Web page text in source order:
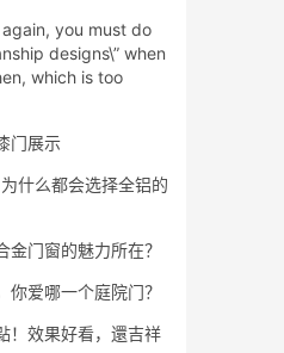
you must do
designs\” when
which is too
门展示
什么都会选择全铝的
金门窗的魅力所在？
你爱哪一个庭院门？
！效果好看，還吉祥